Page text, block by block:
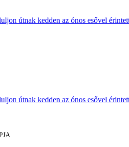
útnak kedden az ónos esővel
útnak kedden az ónos esővel